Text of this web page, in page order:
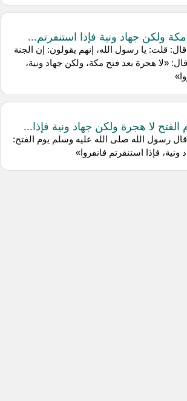
ولكن جهاد ونية فإذا استنفرتم...
قلت: يا رسول الله، إنهم يقولون: إن الجنة
قال: «لا هجرة بعد فتح مكة، ولكن جهاد ونية،
لا هجرة ولكن جهاد ونية فإذا...
رسول الله صلى الله عليه وسلم يوم الفتح:
فإذا استنفرتم فانفروا»